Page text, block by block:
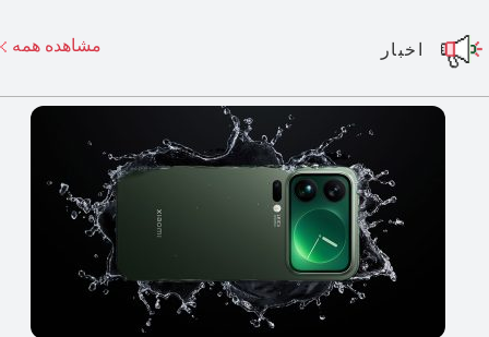
اخبار مشاهده همه